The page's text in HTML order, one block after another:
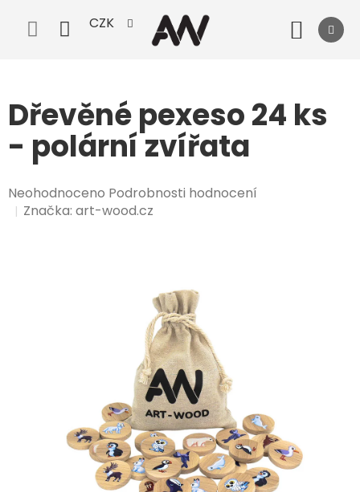
obsah
CZK
Dřevěné pexeso 24 ks
- polární zvířata
Průměrné
hodnocení
Neohodnoceno Podrobnosti hodnocení
Značka:art-wood.cz